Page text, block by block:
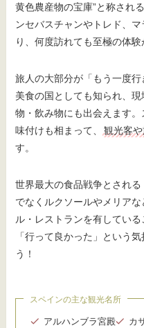
黄色農産物の宝庫”と称され
ンセバスチャンやトレド、
り、何度訪れても至極の体
旅人の大部分が「もう一度
美食の国としても知られ、
物・飲み物にも出会えます
味付けも相まって、
観光客
す。
世界最大の食品戦争とされ
でなくルクソールやメリア
ル・レストランを有してい
「行って良かった」という
う！
スペインの主な観光名所
アルハンブラ宮殿 カ